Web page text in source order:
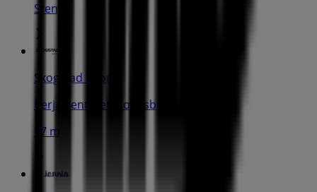
Stengt
Skogstad Sport
Berja Senteret, Kongsberg
17 m